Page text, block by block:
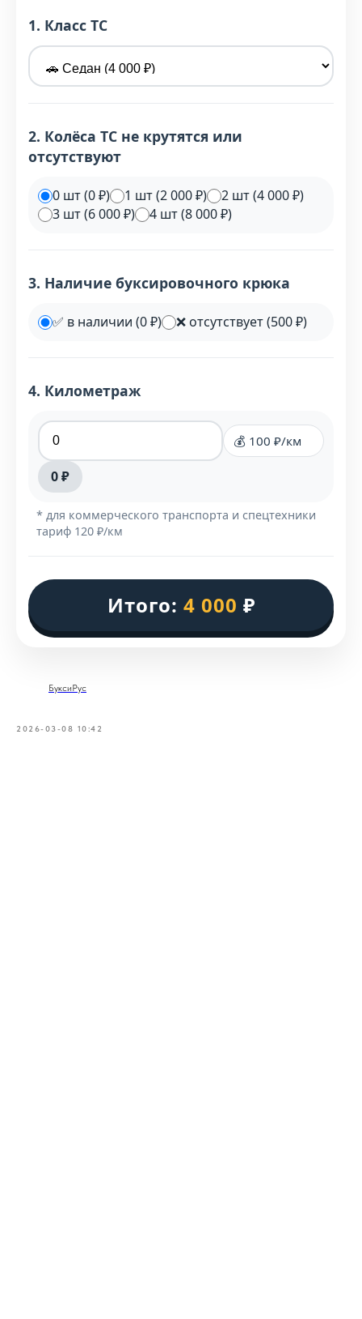
1. Класс ТС
2. Колёса ТС не крутятся или
отсутствуют
0 шт (0 ₽) 1 шт (2 000 ₽)
2 шт (4 000 ₽)
3 шт (6 000 ₽)
4 шт (8 000 ₽)
3. Наличие буксировочного крюка
✅ в наличии (0 ₽) ❌ отсутствует (500 ₽)
4. Километраж
💰 100 ₽/км
0 ₽
* для коммерческого транспорта и спецтехники
тариф 120 ₽/км
Итого: 4 000 ₽
БуксиРус
2026-03-08 10:42